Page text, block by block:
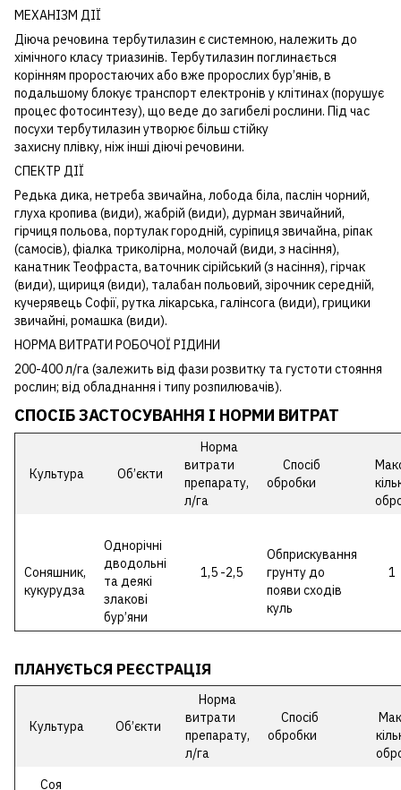
МЕХАНІЗМ ДІЇ
Діюча речовина тербутилазин є системною, належить до
хімічного класу триазинів. Тербутилазин поглинається
корінням проростаючих або вже пророслих бур’янів, в
подальшому блокує транспорт електронів у клітинах (порушує
процес фотосинтезу), що веде до загибелі рослини. Під час
посухи тербутилазин утворює більш стійку
захисну плівку, ніж інші діючі речовини.
СПЕКТР ДІЇ
Редька дика, нетреба звичайна, лобода біла, паслін чорний,
глуха кропива (види), жабрій (види), дурман звичайний,
гірчиця польова, портулак городній, суріпиця звичайна, ріпак
(самосів), фіалка триколірна, молочай (види, з насіння),
канатник Теофраста, ваточник сірійський (з насіння), гірчак
(види), щириця (види), талабан польовий, зірочник середній,
кучерявець Cофії, рутка лікарська, галінсога (види), грицики
звичайні, ромашка (види).
НОРМА ВИТРАТИ РОБОЧОЇ РІДИНИ
200-400 л/га (залежить від фази розвитку та густоти стояння
рослин; від обладнання і типу розпилювачів).
СПОСІБ ЗАСТОСУВАННЯ І НОРМИ ВИТРАТ
Культура Об’єкти
Норма
витрати
препарату,
л/га
Спосіб
обробки
Соняшник,
кукурудза
Однорічні
дводольні
та деякі
злакові
бур’яни
1,5 -2,5
Обприскування
грунту до
появи сходів
куль
1
ПЛАНУЄТЬСЯ РЕЄСТРАЦІЯ
Культура Об’єкти
Норма
витрати
препарату,
л/га
Спосіб
обробки
Соя